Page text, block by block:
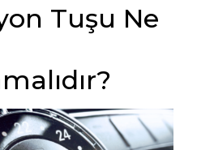
Tuşu Ne